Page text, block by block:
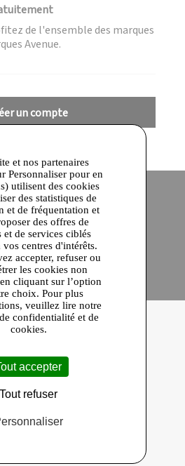
de l'ensemble des marques
Avenue.
un compte
Paiement en ligne sécurisé
Qualité garantie
et de cookies
et nos partenaires
Personnaliser pour en
utilisent des cookies
des statistiques de
et de fréquentation et
des offres de
et de services ciblés
vos centres d'intérêts.
accepter, refuser ou
les cookies non
cliquant sur l’option
choix. Pour plus
veuillez lire notre
confidentialité et de
cookies.
accepter
Tout refuser